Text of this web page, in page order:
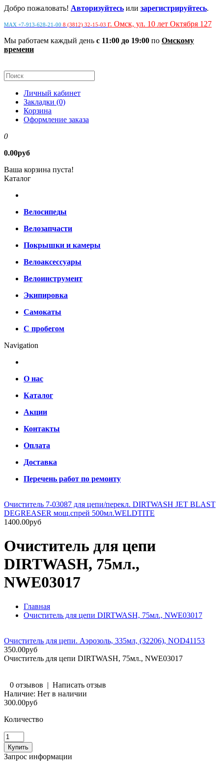
Добро пожаловать! Авторизуйтесь или зарегистрируйтесь.
MAX +7-913-628-21-00 8 (3812) 32-15-03 г. Омск, ул. 10 лет Октября 127
Мы работаем каждый день с 11:00 до 19:00 по Омскому
времени
Личный кабинет
Закладки (0)
Корзина
Оформление заказа
0
0.00руб
Ваша корзина пуста!
Каталог
Велосипеды
Велозапчасти
Покрышки и камеры
Велоаксессуары
Велоинструмент
Экипировка
Самокаты
С пробегом
Navigation
О нас
Каталог
Акции
Контакты
Оплата
Доставка
Перечень работ по ремонту
Очиститель 7-03087 для цепи/перекл. DIRTWASH JET BLAST
DEGREASER мощ.спрей 500мл.WELDTITE
1400.00руб
Очиститель для цепи
DIRTWASH, 75мл.,
NWE03017
Главная
Очиститель для цепи DIRTWASH, 75мл., NWE03017
Очиститель для цепи. Аэрозоль, 335мл, (32206), NOD41153
350.00руб
Очиститель для цепи DIRTWASH, 75мл., NWE03017
0 отзывов | Написать отзыв
Наличие: Нет в наличии
300.00руб
Количество
Запрос информации